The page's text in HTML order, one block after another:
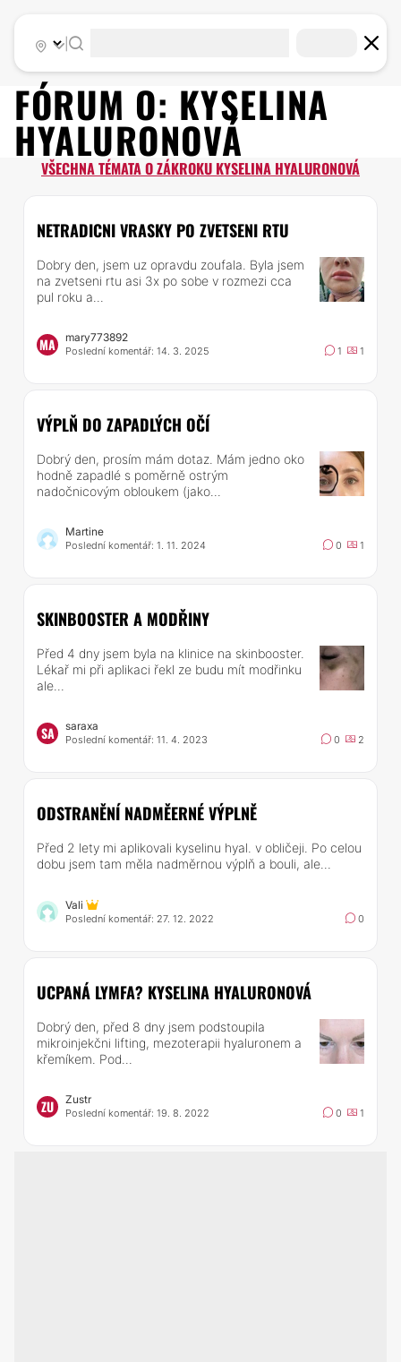
|
FÓRUM O: KYSELINA
HYALURONOVÁ
VŠECHNA TÉMATA O ZÁKROKU KYSELINA HYALURONOVÁ
NETRADICNI VRASKY PO ZVETSENI RTU
Dobry den, jsem uz opravdu zoufala. Byla jsem
na zvetseni rtu asi 3x po sobe v rozmezi cca
pul roku a...
MA mary773892
Poslední komentář: 14. 3. 2025 1 1
VÝPLŇ DO ZAPADLÝCH OČÍ
Dobrý den, prosím mám dotaz. Mám jedno oko
hodně zapadlé s poměrně ostrým
nadočnicovým obloukem (jako...
Martine
Poslední komentář: 1. 11. 2024 0 1
SKINBOOSTER A MODŘINY
Před 4 dny jsem byla na klinice na skinbooster.
Lékař mi při aplikaci řekl ze budu mít modřinku
ale...
SA saraxa
Poslední komentář: 11. 4. 2023 0 2
ODSTRANĚNÍ NADMĚERNÉ VÝPLNĚ
Před 2 lety mi aplikovali kyselinu hyal. v obličeji. Po celou
dobu jsem tam měla nadměrnou výplň a bouli, ale...
Vali
Poslední komentář: 27. 12. 2022 0
UCPANÁ LYMFA? KYSELINA HYALURONOVÁ
Dobrý den, před 8 dny jsem podstoupila
mikroinjekčni lifting, mezoterapii hyaluronem a
křemíkem. Pod...
ZU Zustr
Poslední komentář: 19. 8. 2022 0 1